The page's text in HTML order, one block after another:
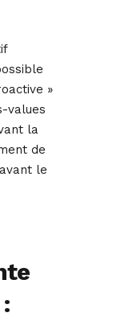
»
values
la
de
le